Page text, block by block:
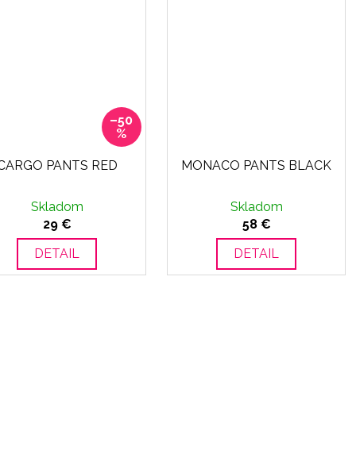
–50
%
PANTS RED
Skladom
29 €
DETAIL
MONACO PANTS BLACK
Skladom
58 €
DETAIL